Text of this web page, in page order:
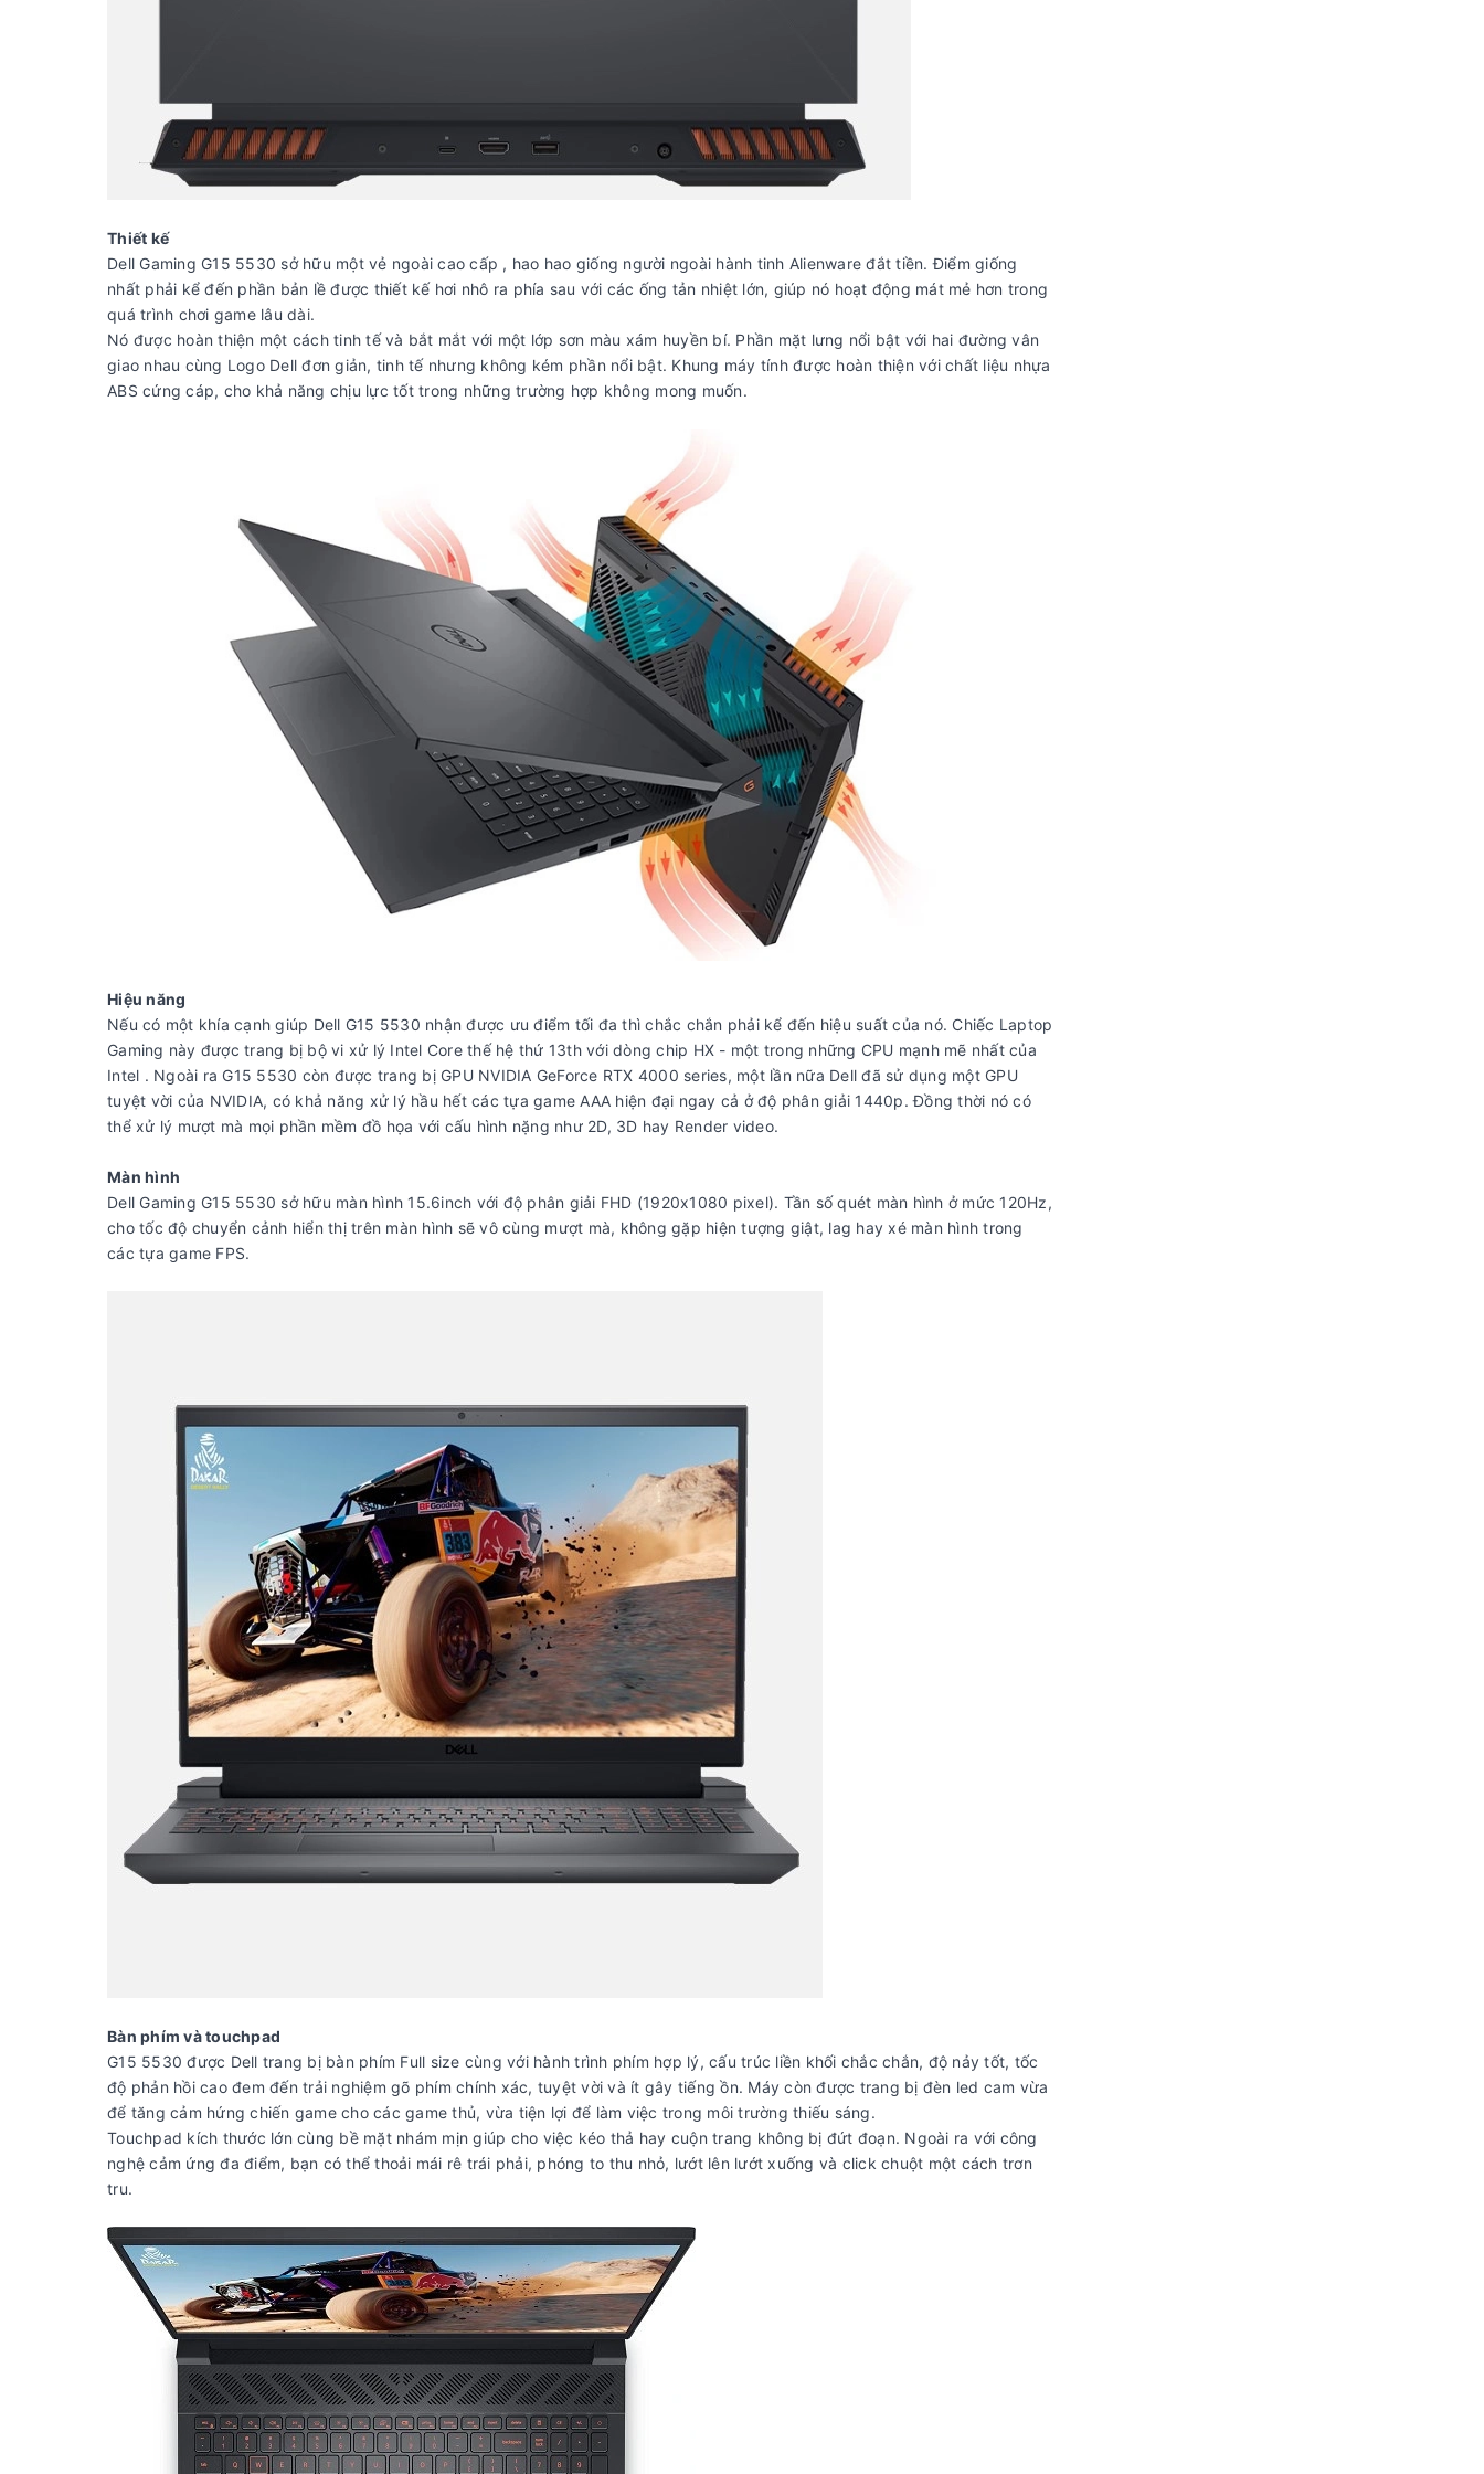
Thiết kế
Dell Gaming G15 5530 sở hữu một vẻ ngoài cao cấp , hao hao giống người ngoài hành tinh Alienware đắt tiền. Điểm giống
nhất phải kể đến phần bản lề được thiết kế hơi nhô ra phía sau với các ống tản nhiệt lớn, giúp nó hoạt động mát mẻ hơn trong
quá trình chơi game lâu dài.
Nó được hoàn thiện một cách tinh tế và bắt mắt với một lớp sơn màu xám huyền bí. Phần mặt lưng nổi bật với hai đường vân
giao nhau cùng Logo Dell đơn giản, tinh tế nhưng không kém phần nổi bật. Khung máy tính được hoàn thiện với chất liệu nhựa
ABS cứng cáp, cho khả năng chịu lực tốt trong những trường hợp không mong muốn.
Hiệu năng
Nếu có một khía cạnh giúp Dell G15 5530 nhận được ưu điểm tối đa thì chắc chắn phải kể đến hiệu suất của nó. Chiếc Laptop
Gaming này được trang bị bộ vi xử lý Intel Core thế hệ thứ 13th với dòng chip HX - một trong những CPU mạnh mẽ nhất của
Intel . Ngoài ra G15 5530 còn được trang bị GPU NVIDIA GeForce RTX 4000 series, một lần nữa Dell đã sử dụng một GPU
tuyệt vời của NVIDIA, có khả năng xử lý hầu hết các tựa game AAA hiện đại ngay cả ở độ phân giải 1440p. Đồng thời nó có
thể xử lý mượt mà mọi phần mềm đồ họa với cấu hình nặng như 2D, 3D hay Render video.
Màn hình
Dell Gaming G15 5530 sở hữu màn hình 15.6inch với độ phân giải FHD (1920x1080 pixel). Tần số quét màn hình ở mức 120Hz,
cho tốc độ chuyển cảnh hiển thị trên màn hình sẽ vô cùng mượt mà, không gặp hiện tượng giật, lag hay xé màn hình trong
các tựa game FPS.
Bàn phím và touchpad
G15 5530 được Dell trang bị bàn phím Full size cùng với hành trình phím hợp lý, cấu trúc liền khối chắc chắn, độ nảy tốt, tốc
độ phản hồi cao đem đến trải nghiệm gõ phím chính xác, tuyệt vời và ít gây tiếng ồn. Máy còn được trang bị đèn led cam vừa
để tăng cảm hứng chiến game cho các game thủ, vừa tiện lợi để làm việc trong môi trường thiếu sáng.
Touchpad kích thước lớn cùng bề mặt nhám mịn giúp cho việc kéo thả hay cuộn trang không bị đứt đoạn. Ngoài ra với công
nghệ cảm ứng đa điểm, bạn có thể thoải mái rê trái phải, phóng to thu nhỏ, lướt lên lướt xuống và click chuột một cách trơn
tru.